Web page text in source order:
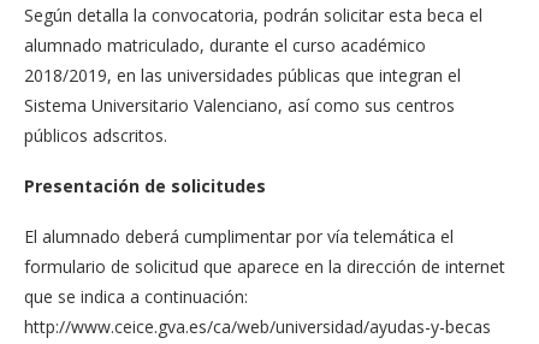
Según detalla la convocatoria, podrán solicitar esta beca el
alumnado matriculado, durante el curso académico
2018/2019, en las universidades públicas que integran el
Sistema Universitario Valenciano, así como sus centros
públicos adscritos.
Presentación de solicitudes
El alumnado deberá cumplimentar por vía telemática el
formulario de solicitud que aparece en la dirección de internet
que se indica a continuación:
http://www.ceice.gva.es/ca/web/universidad/ayudas-y-becas